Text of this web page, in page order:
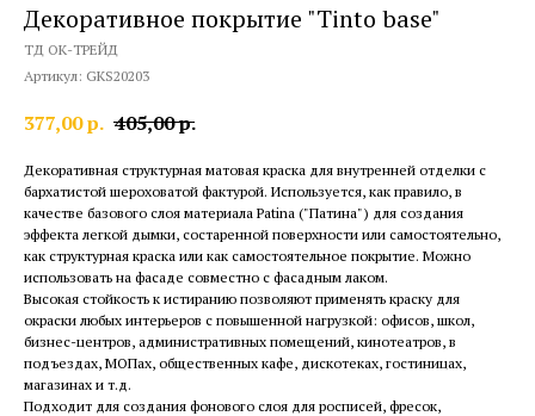
Декоративное покрытие "Tinto base"
ТД ОК-ТРЕЙД
Артикул: GKS20203
377,00р. 405,00р.
Декоративная структурная матовая краска для внутренней отделки с
бархатистой шероховатой фактурой. Используется, как правило, в
качестве базового слоя материала Patina ("Патина") для создания
эффекта легкой дымки, состаренной поверхности или самостоятельно,
как структурная краска или как самостоятельное покрытие. Можно
использовать на фасаде совместно с фасадным лаком.
Высокая стойкость к истиранию позволяют применять краску для
окраски любых интерьеров с повышенной нагрузкой: офисов, школ,
бизнес-центров, административных помещений, кинотеатров, в
подъездах, МОПах, общественных кафе, дискотеках, гостиницах,
магазинах и т.д.
Подходит для создания фонового слоя для росписей, фресок,